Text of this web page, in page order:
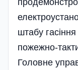
штабу
пожежно-
Головне